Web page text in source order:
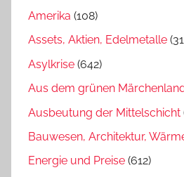
Amerika (108)
Assets, Aktien, Edelmetalle
Asylkrise (642)
Aus dem grünen
Ausbeutung der Mittelschicht
Bauwesen, Architektur,
Energie und Preise (612)